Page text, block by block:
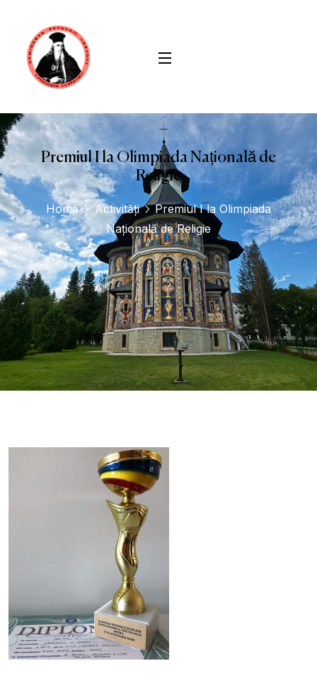
Premiul I la Olimpiada Națională de
Religie
Home Activități
Premiul I la Olimpiada
Națională de Religie